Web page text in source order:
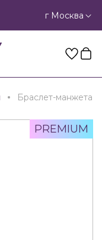
г Москва
Браслет-манжета
PREMIUM